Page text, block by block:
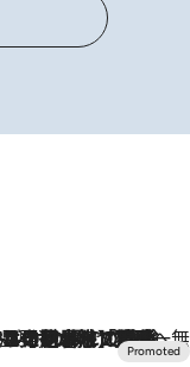
ト】唯一無二。癒しと発見が待つ場所へ
包まれて涼感マックス！約13℃の湧水かけ流しを避暑地「星野温泉 トンボの湯」で体験